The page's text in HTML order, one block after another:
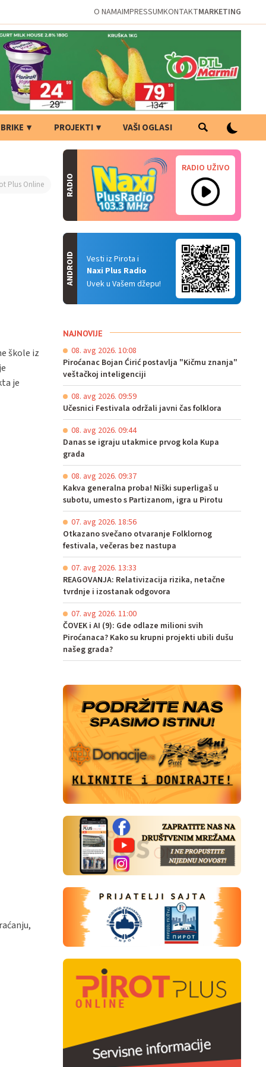
O NAMAIMPRESSUMKONTAKTMARKETING
PROJEKTI VAŠI OGLASI
Plus Online
škole iz
je
RADIO
RADIO UŽIVO
Vesti iz Pirota i
Naxi Plus Radio
Uvek u Vašem džepu!
ANDROID
NAJNOVIJE
08. avg 2026. 10:08
Piroćanac Bojan Ćirić postavlja "Kičmu znanja"
veštačkoj inteligenciji
08. avg 2026. 09:59
Učesnici Festivala održali javni čas folklora
08. avg 2026. 09:44
Danas se igraju utakmice prvog kola Kupa
grada
08. avg 2026. 09:37
Kakva generalna proba! Niški superligaš u
subotu, umesto s Partizanom, igra u Pirotu
07. avg 2026. 18:56
Otkazano svečano otvaranje Folklornog
festivala, večeras bez nastupa
07. avg 2026. 13:33
REAGOVANJA: Relativizacija rizika, netačne
tvrdnje i izostanak odgovora
07. avg 2026. 11:00
ČOVEK i AI (9): Gde odlaze milioni svih
Piroćanaca? Kako su krupni projekti ubili dušu
našeg grada?